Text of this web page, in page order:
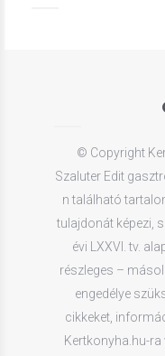
© Copyright
Szaluter Edit
n található
tulajdonát képezi,
évi LXXVI. tv.
részleges –
engedélye
cikkeket,
Kertkonyha.hu-